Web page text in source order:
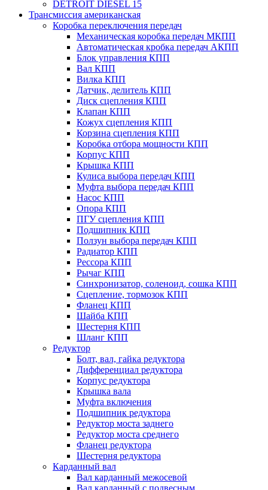
DETROIT DIESEL 15
Трансмиссия американская
Коробка переключения передач
Механическая коробка передач МКПП
Автоматическая кробка передач АКПП
Блок управления КПП
Вал КПП
Вилка КПП
Датчик, делитель КПП
Диск сцепления КПП
Клапан КПП
Кожух сцепления КПП
Корзина сцепления КПП
Коробка отбора мощности КПП
Корпус КПП
Крышка КПП
Кулиса выбора передач КПП
Муфта выбора передач КПП
Насос КПП
Опора КПП
ПГУ сцепления КПП
Подшипник КПП
Ползун выбора передач КПП
Радиатор КПП
Рессора КПП
Рычаг КПП
Синхронизатор, соленоид, сошка КПП
Сцепление, тормозок КПП
Фланец КПП
Шайба КПП
Шестерня КПП
Шланг КПП
Редуктор
Болт, вал, гайка редуктора
Дифференциал редуктора
Корпус редуктора
Крышка вала
Муфта включения
Подшипник редуктора
Редуктор моста заднего
Редуктор моста среднего
Фланец редуктора
Шестерня редуктора
Карданный вал
Вал карданный межосевой
Вал карданный с подвесным